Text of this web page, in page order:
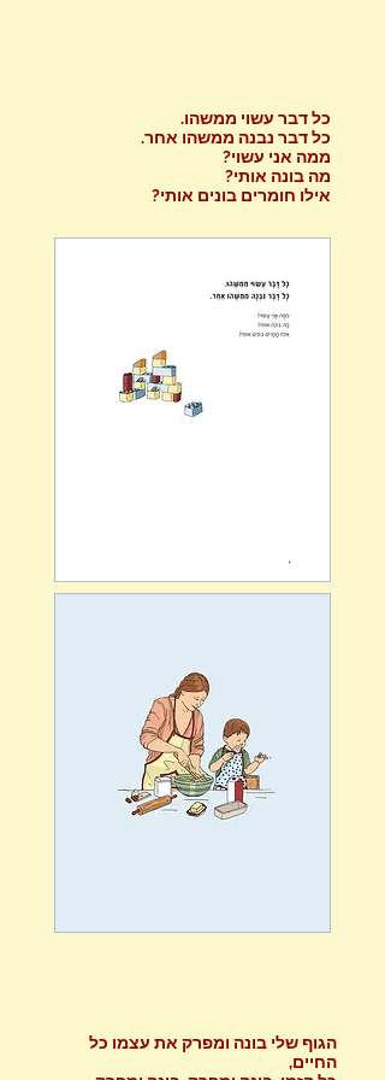
כל דבר עשוי ממשהו.
כל דבר נבנה ממשהו אחר.
ממה אני עשוי?
מה בונה אותי?
אילו חומרים בונים אותי?
הגוף שלי בונה ומפרק את עצמו כל
החיים,